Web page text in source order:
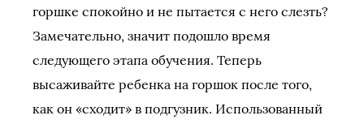
горшке спокойно и не пытается с него слезть?
Замечательно, значит подошло время
следующего этапа обучения. Теперь
высаживайте ребенка на горшок после того,
как он «сходит» в подгузник. Использованный